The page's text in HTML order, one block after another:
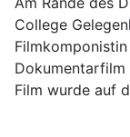
College
Dokumentarfilm
Film wurde auf